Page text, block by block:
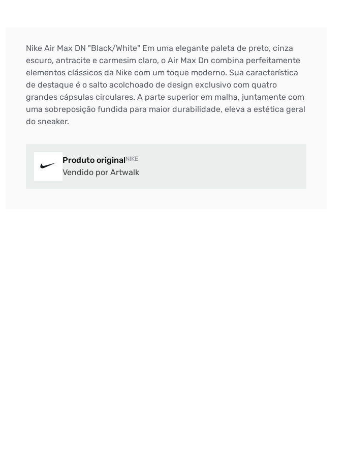
Nike Air Max DN "Black/White" Em uma elegante paleta de preto, cinza
escuro, antracite e carmesim claro, o Air Max Dn combina perfeitamente
elementos clássicos da Nike com um toque moderno. Sua característica
de destaque é o salto acolchoado de design exclusivo com quatro
grandes cápsulas circulares. A parte superior em malha, juntamente com
uma sobreposição fundida para maior durabilidade, eleva a estética geral
do sneaker.
Produto originalNIKE
Vendido por Artwalk